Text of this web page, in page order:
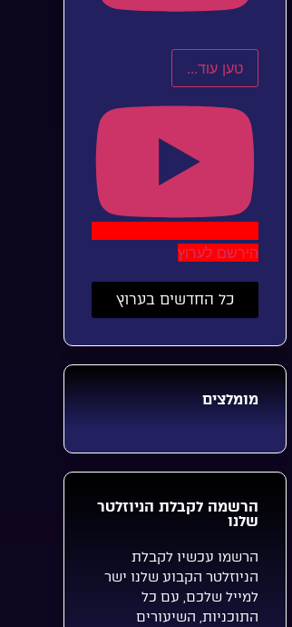
טען עוד...
הירשם לערוץ
כל החדשים בערוץ
מומלצים
הרשמה לקבלת הניוזלטר
שלנו
הרשמו עכשיו לקבלת
הניוזלטר הקבוע שלנו ישר
למייל שלכם, עם כל
התוכניות, השיעורים